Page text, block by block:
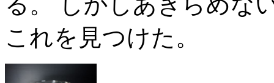
これを見つけた。